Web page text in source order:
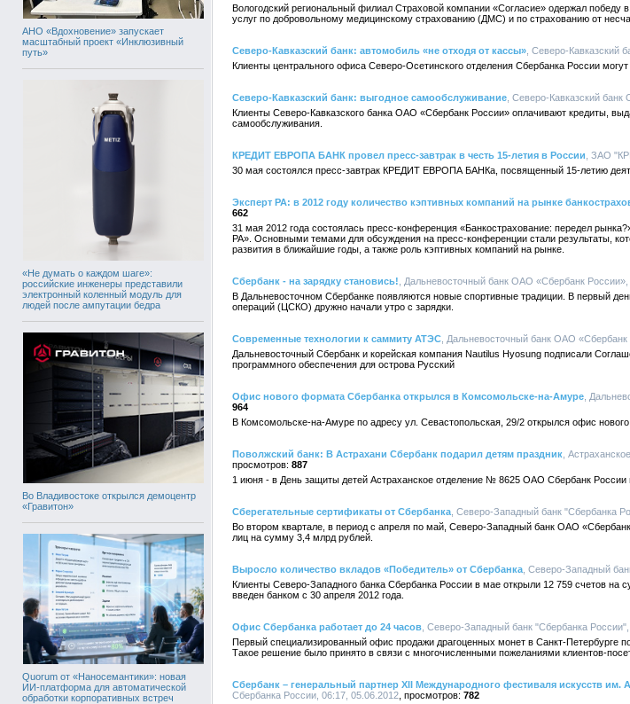
АНО «Вдохновение» запускает
масштабный проект «Инклюзивный
путь»
«Не думать о каждом шаге»:
российские инженеры представили
электронный коленный модуль для
людей после ампутации бедра
Во Владивостоке открылся демоцентр
«Гравитон»
Quorum от «Наносемантики»: новая
ИИ-платформа для автоматической
обработки корпоративных встреч
Вологодский региональный филиал Страховой компании «Согласие» одержал победу
услуг по добровольному медицинскому страхованию (ДМС) и по страхованию от
Северо-Кавказский банк: автомобиль «не отходя от кассы» , Северо-Кавказский
Клиенты центрального офиса Северо-Осетинского отделения Сбербанка России
Северо-Кавказский банк: выгодное самообслуживание , Северо-Кавказский
Клиенты Северо-Кавказского банка ОАО «Сбербанк России» оплачивают кредиты,
самообслуживания.
КРЕДИТ ЕВРОПА БАНК провел пресс-завтрак в честь 15-летия в России , ЗАО
30 мая состоялся пресс-завтрак КРЕДИТ ЕВРОПА БАНКа, посвященный 15-летию
Эксперт РА: в 2012 году количество кэптивных компаний на рынке
662
31 мая 2012 года состоялась пресс-конференция «Банкострахование: передел
РА». Основными темами для обсуждения на пресс-конференции стали результаты,
развития в ближайшие годы, а также роль кэптивных компаний на рынке.
Сбербанк - на зарядку становись! , Дальневосточный банк ОАО «Сбербанк
В Дальневосточном Сбербанке появляются новые спортивные традиции. В первый
операций (ЦСКО) дружно начали утро с зарядки.
Современные технологии к саммиту АТЭС , Дальневосточный банк ОАО
Дальневосточный Сбербанк и корейская компания Nautilus Hyosung подписали
программного обеспечения для острова Русский
Офис нового формата Сбербанка открылся в Комсомольске-на-Амуре ,
964
В Комсомольске-на-Амуре по адресу ул. Севастопольская, 29/2 открылся офис
Поволжский банк: В Астрахани Сбербанк подарил детям праздник ,
887
1 июня - в День защиты детей Астраханское отделение № 8625 ОАО Сбербанк России
Сберегательные сертификаты от Сбербанка , Северо-Западный банк "Сбербанка
Во втором квартале, в период с апреля по май, Северо-Западный банк ОАО
лиц на сумму 3,4 млрд рублей.
Выросло количество вкладов «Победитель» от Сбербанка , Северо-Западный
Клиенты Северо-Западного банка Сбербанка России в мае открыли 12 759 счетов
введен банком с 30 апреля 2012 года.
Офис Сбербанка работает до 24 часов , Северо-Западный банк "Сбербанка
Первый специализированный офис продажи драгоценных монет в Санкт-Петербурге
Такое решение было принято в связи с многочисленными пожеланиями клиентов-
Сбербанк – генеральный партнер XII Международного фестиваля искусств им.
Сбербанка России, 06:17, 05.06.2012
782